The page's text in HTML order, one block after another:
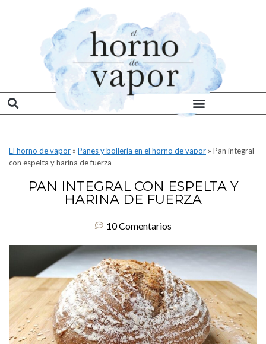
El horno de vapor » Panes y bollería en el horno de vapor » Pan integral
con espelta y harina de fuerza
PAN INTEGRAL CON ESPELTA Y
HARINA DE FUERZA
10 Comentarios